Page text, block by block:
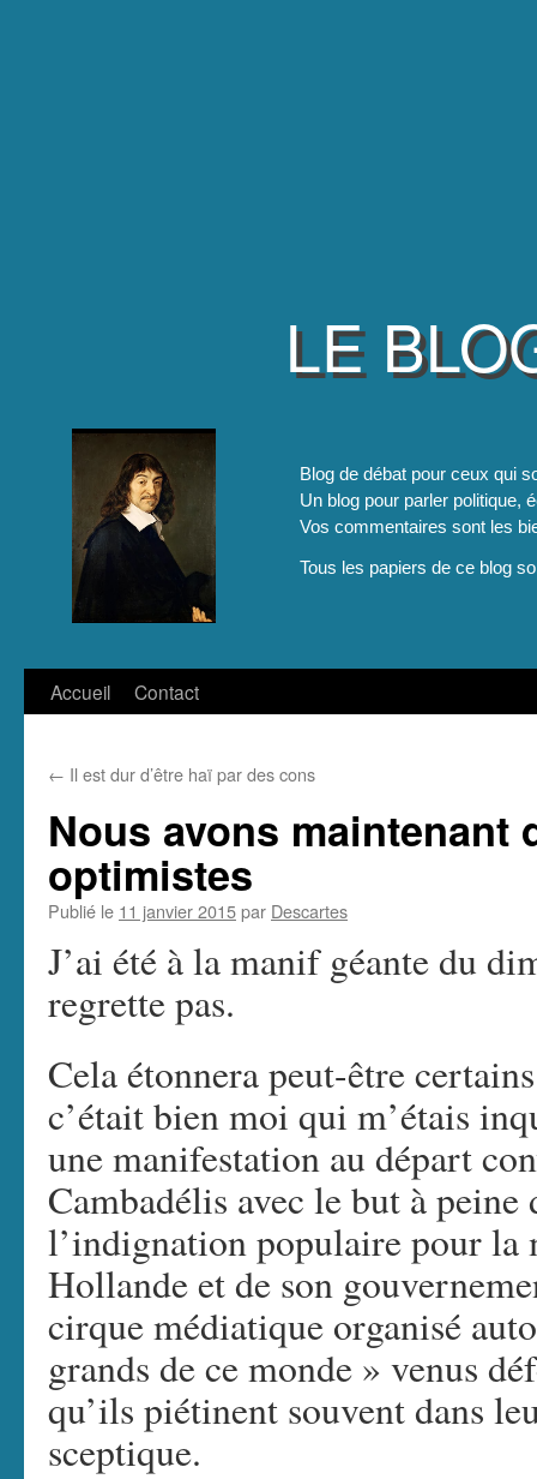
LE
Blog de débat pour ceux qui
Un blog pour parler politique,
Vos commentaires sont les
Tous les papiers de ce blog
Aller
contenu
Accueil Contact
← Il est dur d’être haï par des cons
Nous avons maintenant
optimistes
Publié le 11 janvier 2015par Descartes
J’ai été à la manif géante du
regrette pas.
Cela étonnera peut-être
c’était bien moi qui m’étais
une manifestation au départ
Cambadélis avec le but à peine
l’indignation populaire pour la
Hollande et de son
cirque médiatique organisé
grands de ce monde » venus
qu’ils piétinent souvent dans
sceptique.